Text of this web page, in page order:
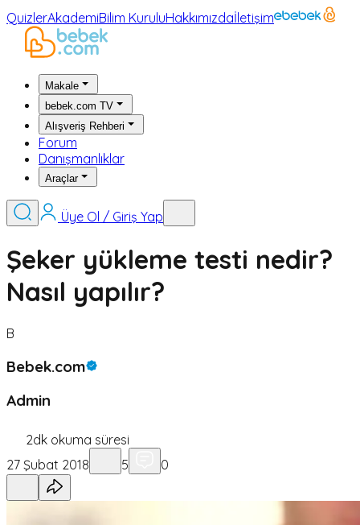
QuizlerAkademiBilim KuruluHakkımızdaİletişim
Makale
bebek.com TV
Alışveriş Rehberi
Forum
Danışmanlıklar
Araçlar
Üye Ol / Giriş Yap
Şeker yükleme testi nedir?
Nasıl yapılır?
B
Bebek.com
Admin
2dk okuma süresi
27 Şubat 2018
5 0